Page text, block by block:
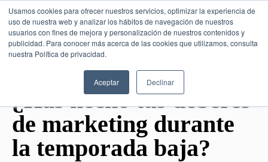
Usamos cookies para ofrecer nuestros servicios, optimizar la experiencia de
uso de nuestra web y analizar los hábitos de navegación de nuestros
usuarios con fines de mejora y personalización de nuestros contenidos y
publicidad. Para conocer más acerca de las cookies que utilizamos, consulta
nuestra Política de privacidad.
Aceptar Declinar
SESIÓN DE CONSULTORÍA GRATUITA
¿Has hecho tus deberes
de marketing durante
la temporada baja?